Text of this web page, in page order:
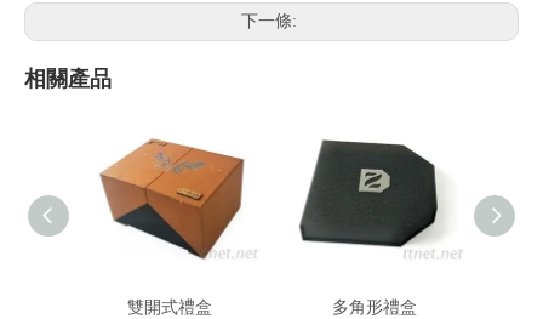
下一條:
相關產品
雙開式禮盒 多角形禮盒